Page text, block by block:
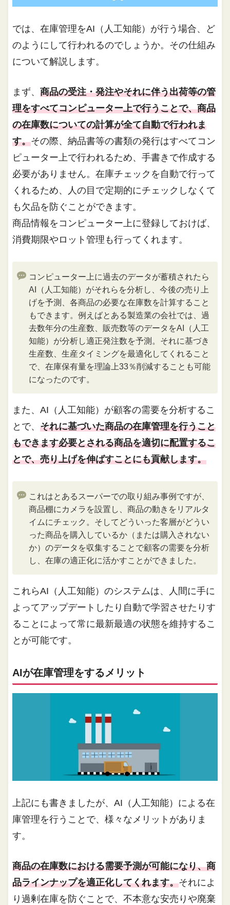
では、在庫管理をAI（人工知能）が行う場合、ど
のようにして行われるのでしょうか。その仕組み
について解説します。
まず、商品の受注・発注やそれに伴う出荷等の管
理をすべてコンピューター上で行うことで、商品
の在庫数についての計算が全て自動で行われま
す。その際、納品書等の書類の発行はすべてコン
ピューター上で行われるため、手書きで作成する
必要がありません。在庫チェックを自動で行って
くれるため、人の目で定期的にチェックしなくて
も欠品を防ぐことができます。
商品情報をコンピューター上に登録しておけば、
消費期限やロット管理も行ってくれます。
コンピューター上に過去のデータが蓄積されたら
AI（人工知能）がそれらを分析し、今後の売り上
げを予測、各商品の必要な在庫数を計算すること
もできます。例えばとある製造業の会社では、過
去数年分の生産数、販売数等のデータをAI（人工
知能）が分析し適正発注数を予測。それに基づき
生産数、生産タイミングを最適化してくれること
で、在庫保有量を理論上33％削減することも可能
になったのです。
また、AI（人工知能）が顧客の需要を分析するこ
とで、それに基づいた商品の在庫管理を行うこと
もできます必要とされる商品を適切に配置するこ
とで、売り上げを伸ばすことにも貢献します。
これはとあるスーパーでの取り組み事例ですが、
商品棚にカメラを設置し、商品の動きをリアルタ
イムにチェック。そしてどういった客層がどうい
った商品を購入しているか（または購入されない
か）のデータを収集することで顧客の需要を分析
し、在庫の適正化に活かすことができました。
これらAI（人工知能）のシステムは、人間に手に
よってアップデートしたり自動で学習させたりす
ることによって常に最新最適の状態を維持するこ
とが可能です。
AIが在庫管理をするメリット
上記にも書きましたが、AI（人工知能）による在
庫管理を行うことで、様々なメリットがありま
す。
商品の在庫数における需要予測が可能になり、商
品ラインナップを適正化してくれます。それによ
り過剰在庫を防ぐことで、不本意な安売りや廃棄